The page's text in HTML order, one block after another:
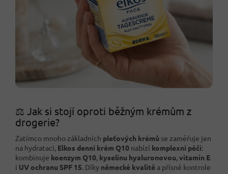
⚖️ Jak si stojí oproti běžným krémům z
drogerie?
Zatímco mnoho základních pleťových krémů se zaměřuje jen
na hydrataci, Elkos denní krém Q10 nabízí komplexní péči:
kombinuje koenzym Q10, kyselinu hyaluronovou,vitamin E
i UV ochranu SPF 15. Díky německé kvalitě a přísné kontrole